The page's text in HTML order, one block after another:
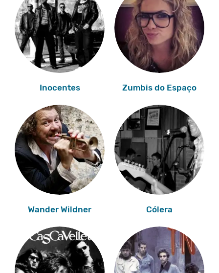
Inocentes Zumbis do Espaço
Wander Wildner Cólera